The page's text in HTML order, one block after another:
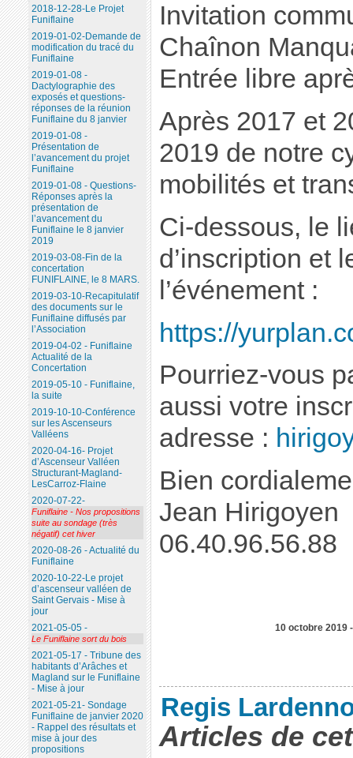
Invitation
Chaînon
Entrée libre
Après 2017 et
2019 de notre
mobilités et
Ci-dessous, le
d’inscription et
l’événement :
https://
Pourriez-vous
aussi votre
adresse :
Bien
Jean Hirigoyen
06.40.96.56.88
10 octobre 2019
Regis
Articles de
2018-12-28-Le Projet
Funiflaine
2019-01-02-Demande de
modification du tracé du
Funiflaine
2019-01-08 -
Dactylographie des
exposés et questions-
réponses de la réunion
Funiflaine du 8 janvier
2019-01-08 -
Présentation de
l’avancement du projet
Funiflaine
2019-01-08 - Questions-
Réponses après la
présentation de
l’avancement du
Funiflaine le 8 janvier
2019
2019-03-08-Fin de la
concertation
FUNIFLAINE, le 8 MARS.
2019-03-10-Recapitulatif
des documents sur le
Funiflaine diffusés par
l’Association
2019-04-02 - Funiflaine
Actualité de la
Concertation
2019-05-10 - Funiflaine,
la suite
2019-10-10-Conférence
sur les Ascenseurs
Valléens
2020-04-16- Projet
d’Ascenseur Valléen
Structurant-Magland-
LesCarroz-Flaine
2020-07-22-
Funiflaine - Nos propositions
suite au sondage (très
négatif) cet hiver
2020-08-26 - Actualité du
Funiflaine
2020-10-22-Le projet
d’ascenseur valléen de
Saint Gervais - Mise à
jour
2021-05-05 -
Le Funiflaine sort du bois
2021-05-17 - Tribune des
habitants d’Arâches et
Magland sur le Funiflaine
- Mise à jour
2021-05-21- Sondage
Funiflaine de janvier 2020
- Rappel des résultats et
mise à jour des
propositions